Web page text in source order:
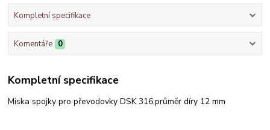
Kompletní specifikace
Komentáře 0
Kompletní specifikace
Miska spojky pro převodovky DSK 316,průměr díry 12 mm